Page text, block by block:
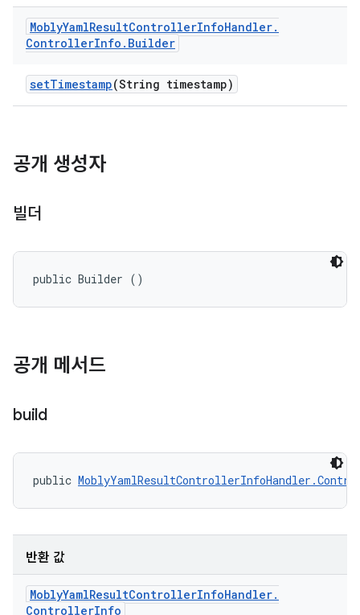
MoblyYamlResultControllerInfoHandler.
ControllerInfo . Builder
setTimestamp(String timestamp)
공개 생성자
빌더
public Builder ()
공개 메서드
build
public
반환 값
MoblyYamlResultControllerInfoHandler.
ControllerInfo